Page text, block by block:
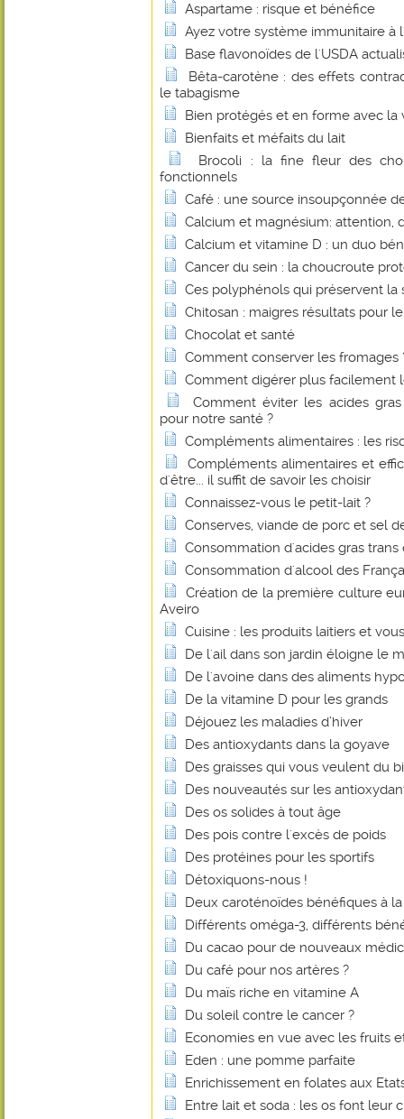
Aspartame : risque et bénéfice
Ayez votre système immunitaire à
Base flavonoïdes de l'USDA
Bêta-carotène : des effets
le tabagisme
Bien protégés et en forme avec la
Bienfaits et méfaits du lait
Brocoli : la fine fleur des
fonctionnels
Café : une source insoupçonnée
Calcium et magnésium: attention,
Calcium et vitamine D : un duo
Cancer du sein : la choucroute
Ces polyphénols qui préservent la
Chitosan : maigres résultats pour
Chocolat et santé
Comment conserver les fromages
Comment digérer plus facilement
Comment éviter les acides
pour notre santé ?
Compléments alimentaires : les
Compléments alimentaires et
d'être... il suffit de savoir les choisir
Connaissez-vous le petit-lait ?
Conserves, viande de porc et sel
Consommation d'acides gras
Consommation d'alcool des
Création de la première culture
Aveiro
Cuisine : les produits laitiers et vous
De l'ail dans son jardin éloigne le
De l'avoine dans des aliments
De la vitamine D pour les grands
Déjouez les maladies d’hiver
Des antioxydants dans la goyave
Des graisses qui vous veulent du
Des nouveautés sur les
Des os solides à tout âge
Des pois contre l'excès de poids
Des protéines pour les sportifs
Détoxiquons-nous !
Deux caroténoïdes bénéfiques à
Différents oméga-3, différents
Du cacao pour de nouveaux
Du café pour nos artères ?
Du maïs riche en vitamine A
Du soleil contre le cancer ?
Economies en vue avec les fruits
Eden : une pomme parfaite
Enrichissement en folates aux
Entre lait et soda : les os font leur